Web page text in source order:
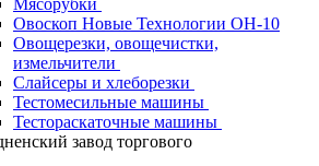
Мясорубки
Овоскоп Новые Технологии ОН-10
Овощерезки, овощечистки,
измельчители
Слайсеры и хлеборезки
Тестомесильные машины
Тестораскаточные машины
завод торгового